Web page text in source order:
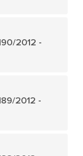
2012 -
2012 -